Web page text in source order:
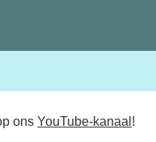
ons YouTube-kanaal !